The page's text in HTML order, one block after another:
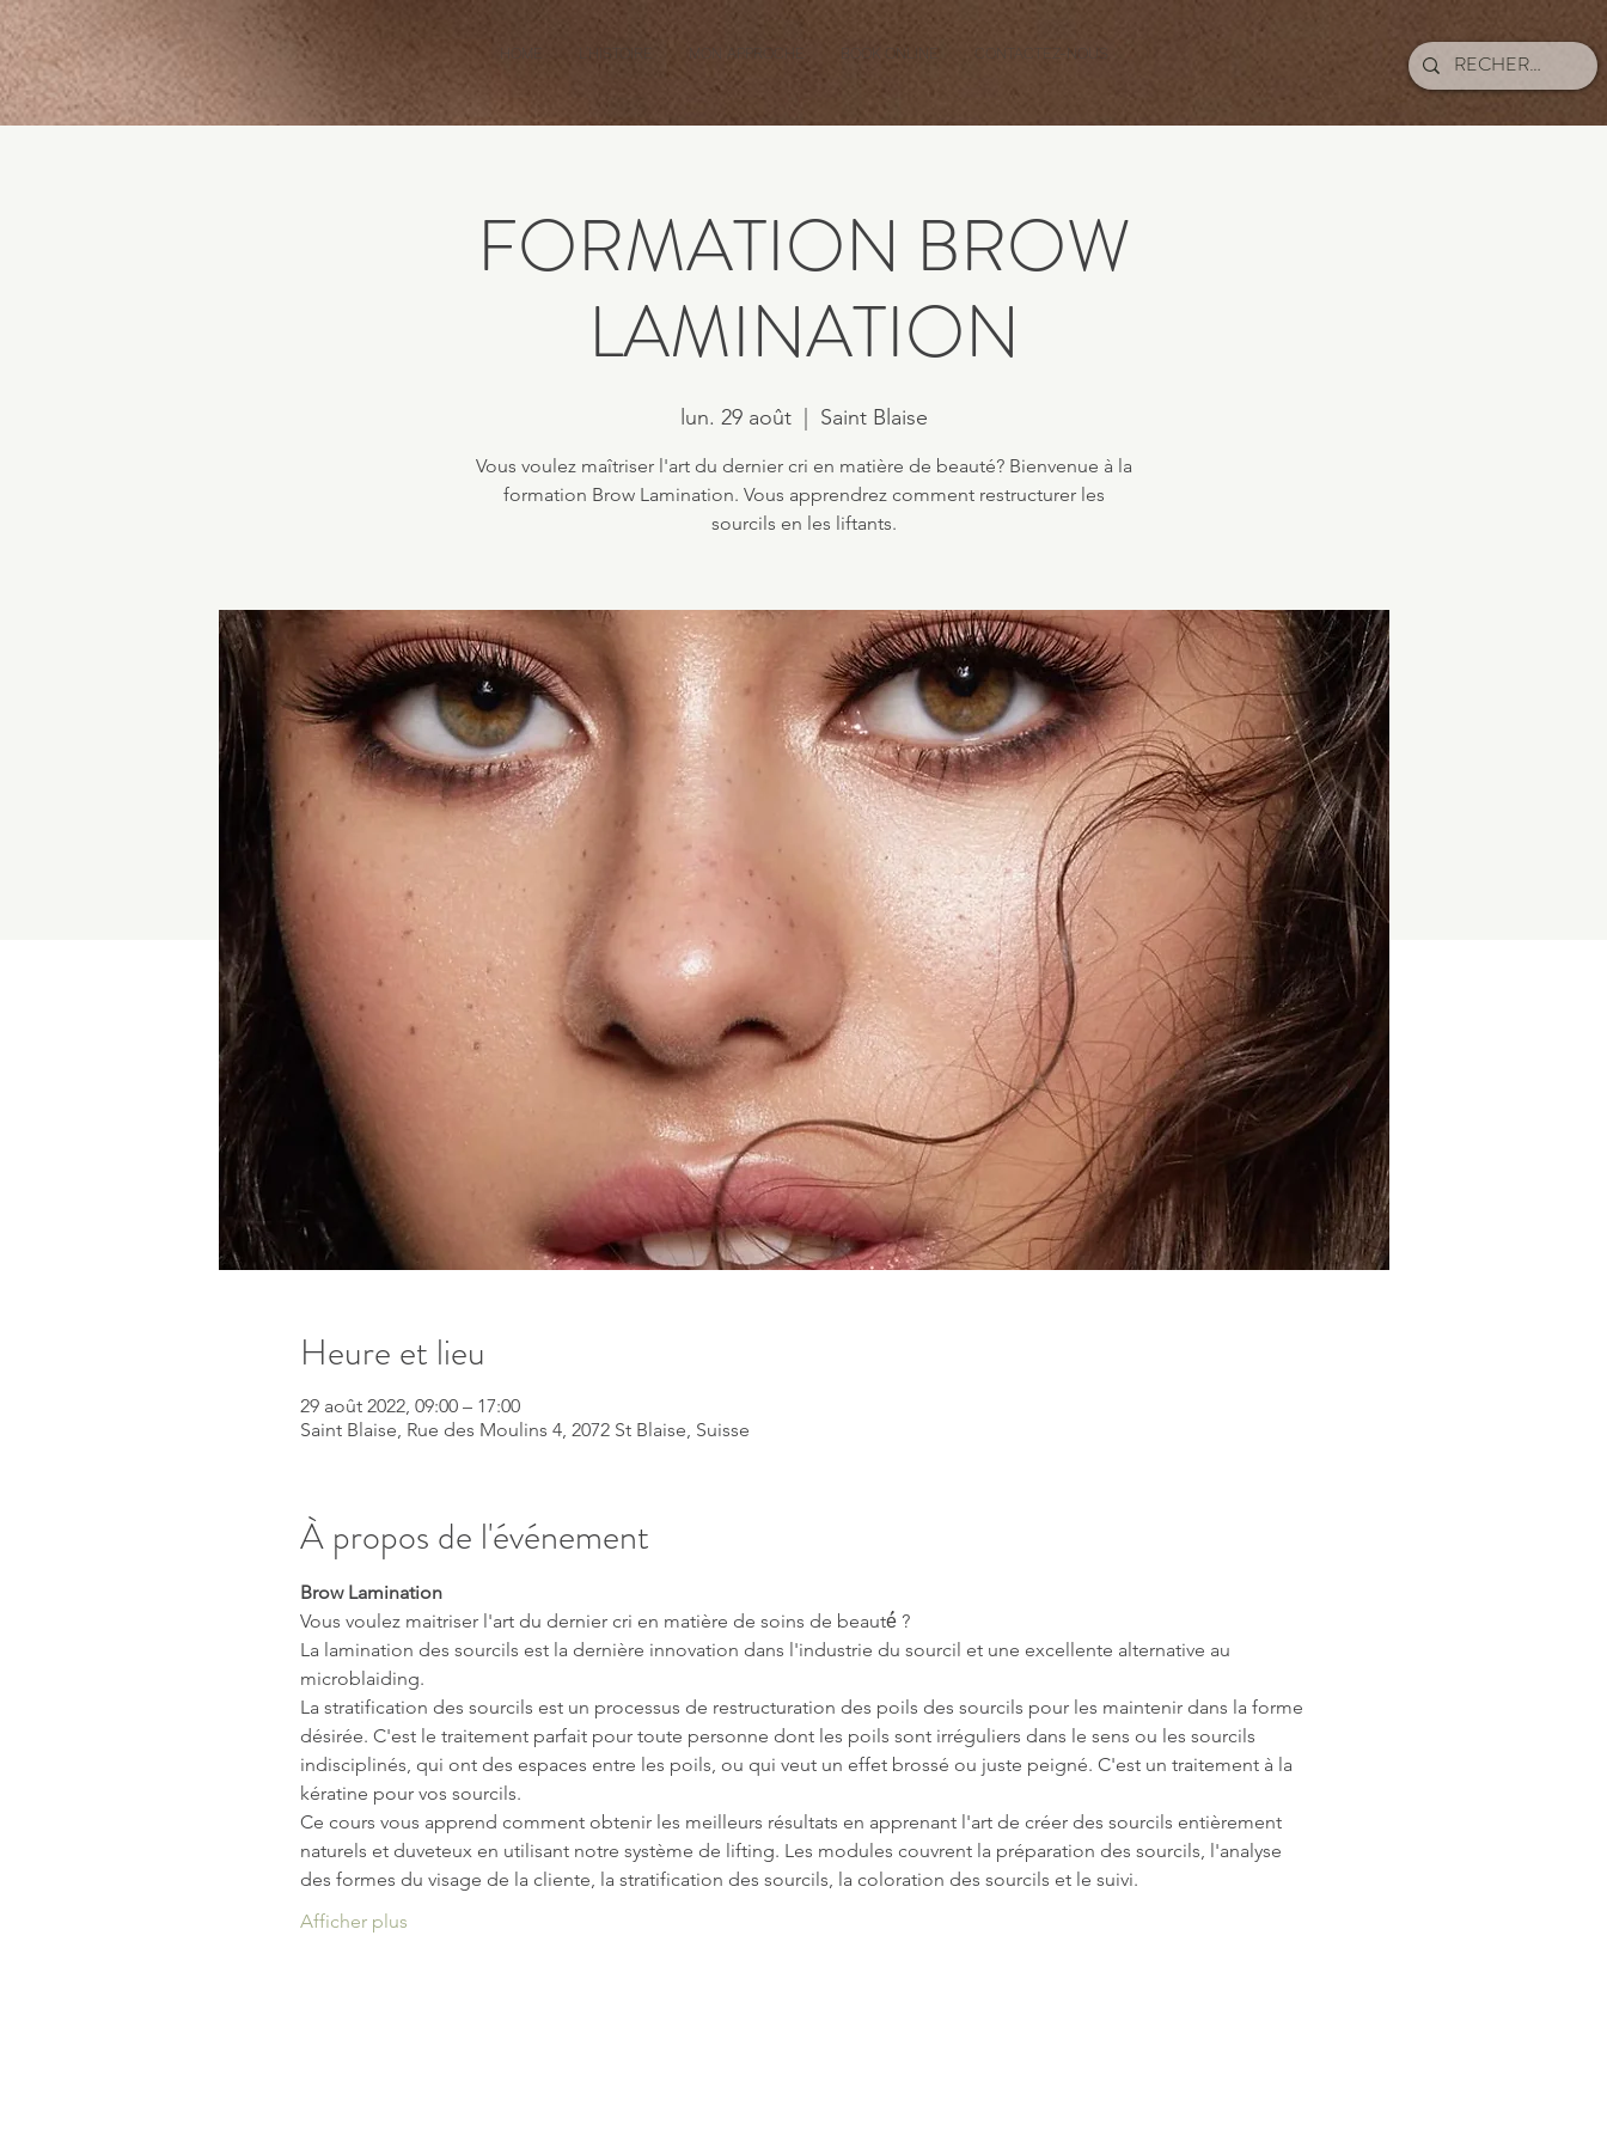
BOOK ONLINE CONTACTEZ-NOUS
FORMATION BROW
LAMINATION
lun. 29 août
  |
Saint Blaise
Vous voulez maîtriser l'art du dernier cri en matière de beauté? Bienvenue à la
formation Brow Lamination. Vous apprendrez comment restructurer les
sourcils en les liftants.
Heure et lieu
29 août 2022, 09:00 – 17:00
Saint Blaise, Rue des Moulins 4, 2072 St Blaise, Suisse
À propos de l'événement
Brow Lamination
Vous voulez maitriser l'art du dernier cri en matière de soins de beauté́ ?
La lamination des sourcils est la dernière innovation dans l'industrie du sourcil et une excellente alternative au
microblaiding.
La stratification des sourcils est un processus de restructuration des poils des sourcils pour les maintenir dans la forme
désirée. C'est le traitement parfait pour toute personne dont les poils sont irréguliers dans le sens ou les sourcils
indisciplinés, qui ont des espaces entre les poils, ou qui veut un effet brossé ou juste peigné. C'est un traitement à la
kératine pour vos sourcils.
Ce cours vous apprend comment obtenir les meilleurs résultats en apprenant l'art de créer des sourcils entièrement
naturels et duveteux en utilisant notre système de lifting. Les modules couvrent la préparation des sourcils, l'analyse
des formes du visage de la cliente, la stratification des sourcils, la coloration des sourcils et le suivi.
Afficher plus